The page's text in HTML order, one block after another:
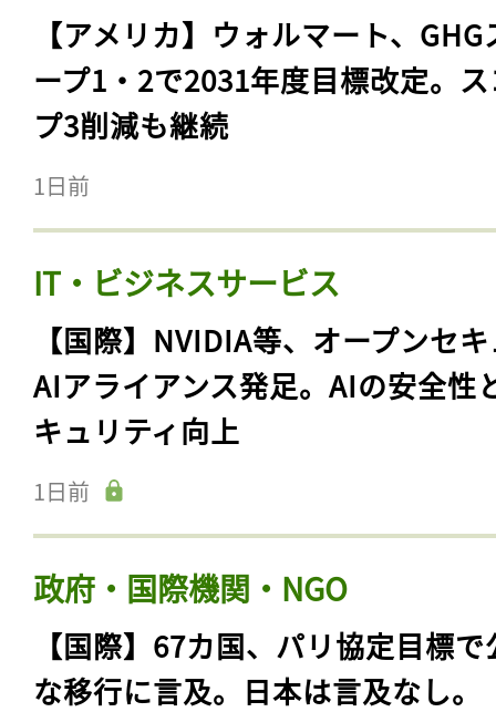
【アメリカ】ウォルマート、GHG
ープ1・2で2031年度目標改定。
プ3削減も継続
1日前
IT・ビジネスサービス
【国際】NVIDIA等、オープンセ
AIアライアンス発足。AIの安全性
キュリティ向上
1日前
政府・国際機関・NGO
【国際】67カ国、パリ協定目標で
な移行に言及。日本は言及なし。